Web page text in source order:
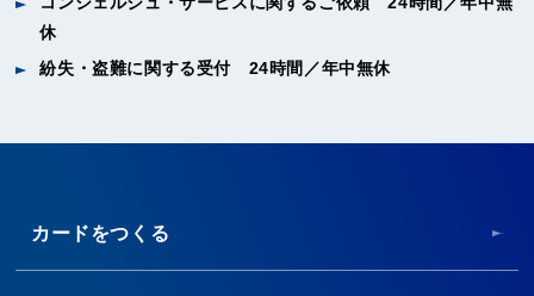
休
紛失・盗難に関する受付 24時間／年中無休
カードをつくる